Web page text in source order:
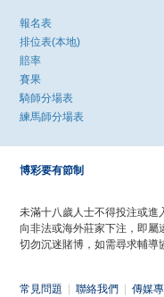
報名表
排位表(本地)
賠率
賽果
騎師分場表
練馬師分場表
博彩要有節制
未滿十八歲人士不得投注或進
向非法或海外莊家下注，即屬
切勿沉迷賭博，如需尋求輔導
常見問題 聯絡我們 傳媒